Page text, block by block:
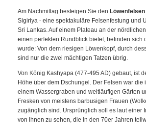
Am Nachmittag besteigen Sie den
Sigiriya - eine spektakuläre Felsenfestung und
Sri Lankas. Auf einem Plateau an der
einen perfekten Rundblick bietet, befinden
wurde: Von dem riesigen Löwenkopf, durch
sind nur die zwei mächtigen Tatzen übrig.
Von König Kashyapa (477-495 AD) gebaut, ist
Höhe über dem Dschungel. Der Felsen war
einem Wassergraben und weitläufigen Gärten
Fresken von meistens barbusigen Frauen
zugänglich sind. Ursprünglich soll es laut einer
von ihnen zu sehen, die in den 70er Jahren